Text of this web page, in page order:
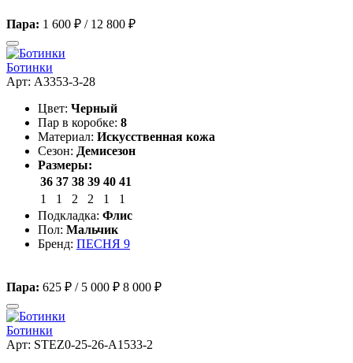
Пара: 1 600 ₽ / 12 800 ₽
Ботинки
Арт: A3353-3-28
Цвет: Черный
Пар в коробке: 8
Материал: Искусственная кожа
Сезон: Демисезон
Размеры:
36 37 38 39 40 41
1
1 2 2 1
1
Подкладка: Флис
Пол: Мальчик
Бренд: ПЕСНЯ 9
Пара: 625 ₽ / 5 000 ₽ 8 000 ₽
Ботинки
Арт: STEZ0-25-26-A1533-2